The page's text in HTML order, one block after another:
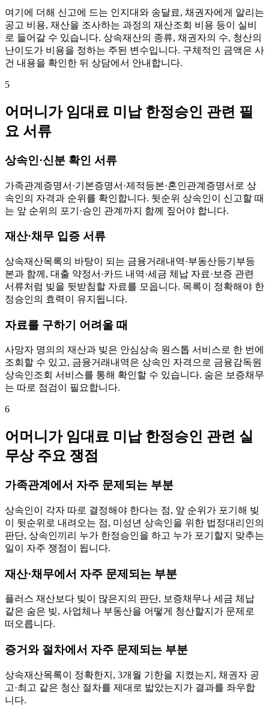
여기에 더해 신고에 드는 인지대와 송달료, 채권자에게 알리는
공고 비용, 재산을 조사하는 과정의 재산조회 비용 등이 실비
로 들어갈 수 있습니다. 상속재산의 종류, 채권자의 수, 청산의
난이도가 비용을 정하는 주된 변수입니다. 구체적인 금액은 사
건 내용을 확인한 뒤 상담에서 안내합니다.
5
어머니가 임대료 미납 한정승인 관련 필
요 서류
상속인·신분 확인 서류
가족관계증명서·기본증명서·제적등본·혼인관계증명서로 상
속인의 자격과 순위를 확인합니다. 뒷순위 상속인이 신고할 때
는 앞 순위의 포기·승인 관계까지 함께 짚어야 합니다.
재산·채무 입증 서류
상속재산목록의 바탕이 되는 금융거래내역·부동산등기부등
본과 함께, 대출 약정서·카드 내역·세금 체납 자료·보증 관련
서류처럼 빚을 뒷받침할 자료를 모읍니다. 목록이 정확해야 한
정승인의 효력이 유지됩니다.
자료를 구하기 어려울 때
사망자 명의의 재산과 빚은 안심상속 원스톱 서비스로 한 번에
조회할 수 있고, 금융거래내역은 상속인 자격으로 금융감독원
상속인조회 서비스를 통해 확인할 수 있습니다. 숨은 보증채무
는 따로 점검이 필요합니다.
6
어머니가 임대료 미납 한정승인 관련 실
무상 주요 쟁점
가족관계에서 자주 문제되는 부분
상속인이 각자 따로 결정해야 한다는 점, 앞 순위가 포기해 빚
이 뒷순위로 내려오는 점, 미성년 상속인을 위한 법정대리인의
판단, 상속인끼리 누가 한정승인을 하고 누가 포기할지 맞추는
일이 자주 쟁점이 됩니다.
재산·채무에서 자주 문제되는 부분
플러스 재산보다 빚이 많은지의 판단, 보증채무나 세금 체납
같은 숨은 빚, 사업체나 부동산을 어떻게 청산할지가 문제로
떠오릅니다.
증거와 절차에서 자주 문제되는 부분
상속재산목록이 정확한지, 3개월 기한을 지켰는지, 채권자 공
고·최고 같은 청산 절차를 제대로 밟았는지가 결과를 좌우합
니다.